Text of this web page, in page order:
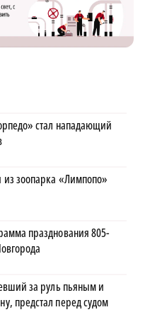
стал нападающий
зоопарка «Лимпопо»
празднования 805-
за руль пьяным и
предстал перед судом